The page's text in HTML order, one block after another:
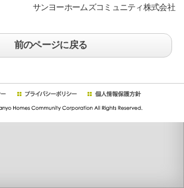
サンヨーホームズコミュニティ株式会社
前のページに戻る